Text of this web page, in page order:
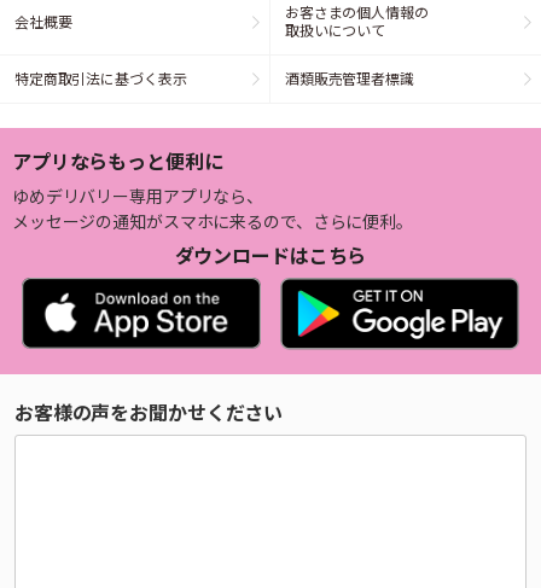
会社概要
お客さまの個人情報の
取扱いについて
特定商取引法に基づく表示 酒類販売管理者標識
アプリならもっと便利に
ゆめデリバリー専用アプリなら、
メッセージの通知がスマホに来るので、さらに便利。
ダウンロードはこちら
お客様の声をお聞かせください